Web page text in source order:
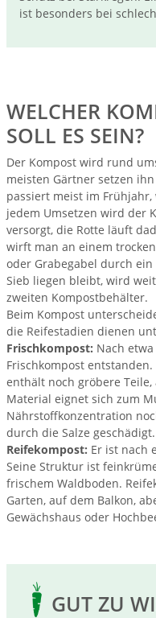
ist besonders bei
WELCHER
SOLL ES SEIN?
Der Kompost wird rund
meisten Gärtner setzen
passiert meist im
jedem Umsetzen wird der
versorgt, die Rotte läuft
wirft man an einem
oder Grabegabel durch
Sieb liegen bleibt, wird
zweiten Kompostbehälter.
Beim Kompost
die Reifestadien dienen
Frischkompost: Nach
Frischkompost
enthält noch gröbere
Material eignet sich zum
Nährstoffkonzentration
durch die Salze geschädigt.
Reifekompost: Er ist nach
Seine Struktur ist
frischem Waldboden.
Garten, auf dem Balkon,
Gewächshaus oder
GUT ZU